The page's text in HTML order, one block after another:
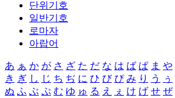
단위기호
일반기호
로마자
아랍어
あ ぁ か が さ ざ た だ な は ば ぱ ま や
き ぎ し じ ち ぢ に ひ び ぴ み り う ぅ
ぬ ふ ぶ ぷ む ゆ ゅ る え ぇ け げ せ ぜ